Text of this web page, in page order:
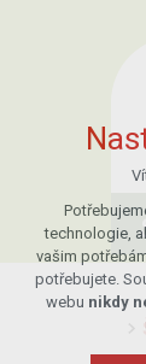
technologie,
vašim
potřebujete.
webu nikdy